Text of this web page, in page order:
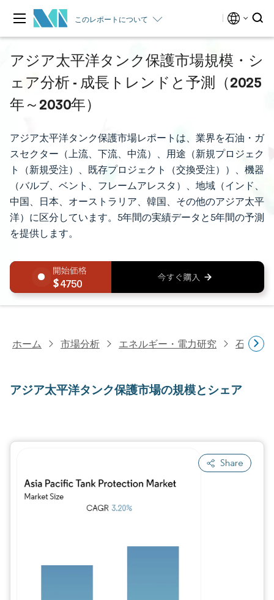
このレポートについて
アジア太平洋タンク保護市場規模・シ
ェア分析 - 成長トレンドと予測（2025
年～2030年）
アジア太平洋タンク保護市場レポートは、業界を石油・ガ
スセクター（上流、下流、中流）、用途（新規プロジェク
ト（新規受注）、既存プロジェクト（交換受注））、機器
（バルブ、ベント、フレームアレスタ）、地域（インド、
中国、日本、オーストラリア、韓国、その他のアジア太平
洋）に区分しています。5年間の実績データと5年間の予測
を提供します。
4750
ホーム 市場分析 エネルギー・電力研究 石油・
アジア太平洋タンク保護市場の規模とシェア
Share